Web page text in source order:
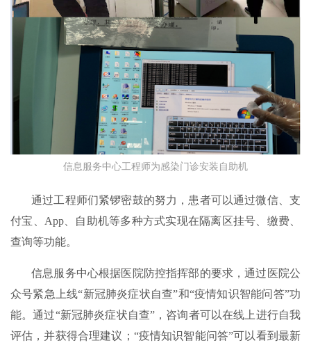
信息服务中心工程师为感染门诊安装自助机
通过工程师们紧锣密鼓的努力，患者可以通过微信、支
付宝、App、自助机等多种方式实现在隔离区挂号、缴费、
查询等功能。
信息服务中心根据医院防控指挥部的要求，通过医院公
众号紧急上线“新冠肺炎症状自查”和“疫情知识智能问答”功
能。通过“新冠肺炎症状自查”，咨询者可以在线上进行自我
评估，并获得合理建议；“疫情知识智能问答”可以看到最新